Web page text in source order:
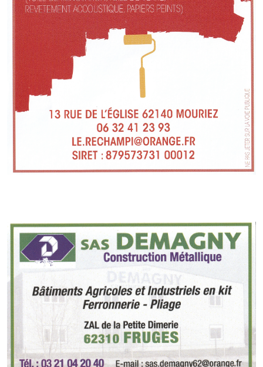
Village d'art
Les sculptures du village
Une église dans l'église
Fressin, cité verte et tourisme sportif
Le sentier de la Planquette
Fressin, lauréat village fleuri
Acteurs du tourisme
Les étangs de Fressin
O' jardin paisible
Les gites ruraux
L'office du tourisme
La chèvrerie de la Planquette